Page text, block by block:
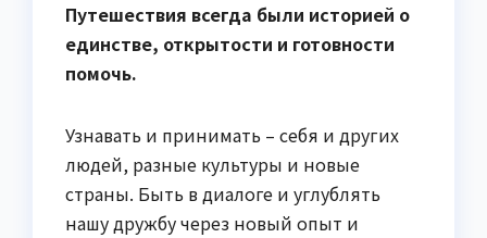
Путешествия всегда были историей о
единстве, открытости и готовности
помочь.
Узнавать и принимать – себя и других
людей, разные культуры и новые
страны. Быть в диалоге и углублять
нашу дружбу через новый опыт и